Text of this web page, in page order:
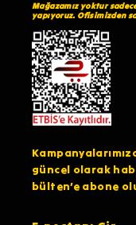
Mağazamız yoktur
yapıyoruz. Ofisimizden
güncel olarak
bülten’e abone